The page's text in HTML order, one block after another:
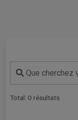
Que cherchez
Total: 0 résultats